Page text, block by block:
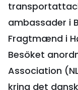
ambassader i
Fragtmænd i
Besöket
Association
kring det